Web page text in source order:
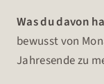
Was du davon
bewusst von
Jahresende zu